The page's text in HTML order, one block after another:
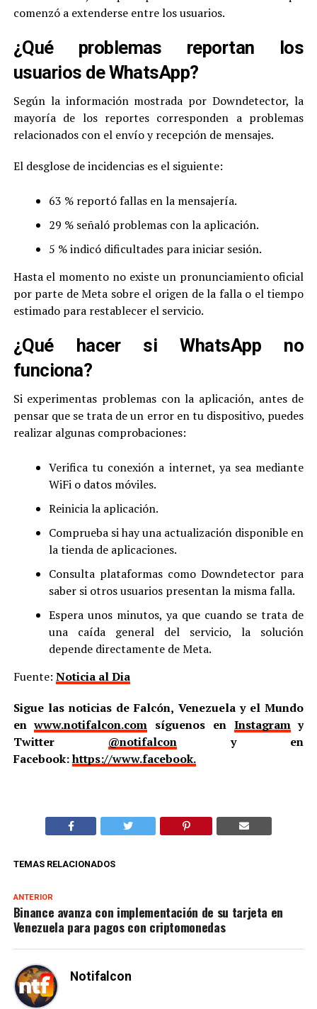
comenzó a extenderse entre los usuarios.
¿Qué problemas reportan los
usuarios de WhatsApp?
Según la información mostrada por Downdetector, la
mayoría de los reportes corresponden a problemas
relacionados con el envío y recepción de mensajes.
El desglose de incidencias es el siguiente:
63 % reportó fallas en la mensajería.
29 % señaló problemas con la aplicación.
5 % indicó dificultades para iniciar sesión.
Hasta el momento no existe un pronunciamiento oficial
por parte de Meta sobre el origen de la falla o el tiempo
estimado para restablecer el servicio.
¿Qué hacer si WhatsApp no
funciona?
Si experimentas problemas con la aplicación, antes de
pensar que se trata de un error en tu dispositivo, puedes
realizar algunas comprobaciones:
Verifica tu conexión a internet, ya sea mediante
WiFi o datos móviles.
Reinicia la aplicación.
Comprueba si hay una actualización disponible en
la tienda de aplicaciones.
Consulta plataformas como Downdetector para
saber si otros usuarios presentan la misma falla.
Espera unos minutos, ya que cuando se trata de
una caída general del servicio, la solución
depende directamente de Meta.
Fuente: Noticia al Dia
Sigue las noticias de Falcón, Venezuela y el Mundo
enwww.notifalcon.com síguenos en Instagramy
Twitter @notifalcony en
Facebook:https://www.facebook.
TEMAS RELACIONADOS
ANTERIOR
Binance avanza con implementación de su tarjeta en
Venezuela para pagos con criptomonedas
Notifalcon